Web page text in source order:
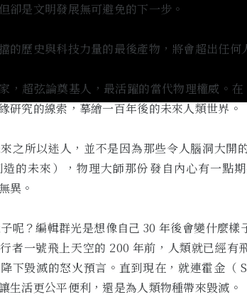
卻是文明發展無可避免的下一步。
的歷史與科技力量的最後產物，將會超出任何
，超弦論奠基人，最活躍的當代物理權威。
研究的線索，摹繪一百年後的未來人類世界。
之所以迷人，並不是因為那些令人腦洞大開
的未來），物理大師那份發自內心有一點
異。
呢？編輯群光是想像自己 30 年後會變什麼樣
者一號飛上天空的 200 年前，人類就已經有
下毀滅的怒火預言。直到現在，就連霍金
生活更公平便利，還是為人類物種帶來毀滅。